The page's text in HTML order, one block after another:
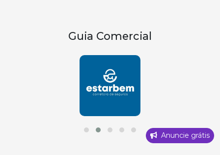
Guia Comercial
Anuncie grátis